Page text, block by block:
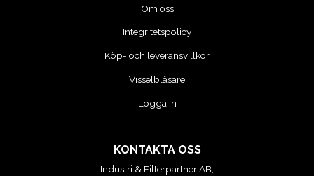
TUNGA FORDON UNIVERSAL
VERKTYG FÖR ELBILAR
Om oss
Integritetspolicy
Köp- och leveransvillkor
Visselblåsare
Logga in
KONTAKTA OSS
Industri & Filterpartner AB,